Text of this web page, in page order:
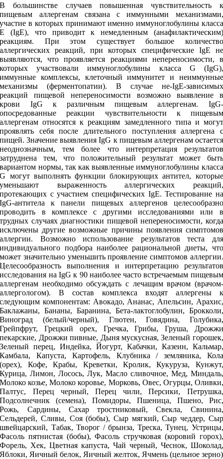
В большинстве случаев повышенная чувствительность к
пищевым аллергенам связана с иммунными механизмами,
участие в которых принимают именно иммуноглобулины класса
Е (IgE), что приводит к немедленным (анафилактическим)
реакциям. При этом существует большое количество
аллергических реакций, при которых специфические IgE не
выявляются, что проявляется реакциями непереносимости, в
которых участвовали иммуноглобулины класса G (IgG),
иммунные комплексы, клеточный иммунитет и неиммунные
механизмы (ферментопатии). В случае не-IgE-зависимых
реакций пищевой непереносимости возможно выявление в
крови IgG к различным пищевым аллергенам. IgG-
опосредованные реакции чувствительности к пищевым
аллергенам относятся к реакциям замедленного типа и могут
проявлять себя после длительного поступления аллергена с
пищей. Значение выявления IgG к пищевым аллергенам остается
неоднозначным, тем более что интерпретация результатов
затруднена тем, что положительный результат может быть
вариантом нормы, так как выявленные иммуноглобулины класса
G могут выполнять функции блокирующих антител, которые
уменьшают выраженность аллергических реакций,
протекающих с участием специфических IgE. Тестирование на
IgG-антитела к панели пищевых аллергенов целесообразно
проводить в комплексе с другими исследованиями или в
трудных случаях диагностики пищевой непереносимости, когда
исключены другие возможные причины появления симптомов
аллергии. Возможно использование результатов теста для
индивидуального подбора наиболее рациональной диеты, что
может значительно уменьшить проявление симптомов аллергии.
Целесообразность выполнения и интерпретацию результатов
исследования на IgG к 90 наиболее часто встречаемым пищевым
аллергенам необходимо обсуждать с лечащим врачом (врачом-
аллергологом). В состав комплекса входят аллергены к
следующим компонентам: Авокадо, Ананас, Апельсин, Арахис,
Баклажаны, Бананы, Баранина, Бета-лактоглобулин, Брокколи,
Виноград (белый/черный), Глютен, Говядина, Голубика,
Грейпфрут, Грецкий орех, Гречка, Грибы, Груша, Дрожжи
пекарские, Дрожжи пивные, Дыня мускусная, Зеленый горошек,
Зеленый перец, Индейка, Йогурт, Кабачки, Казеин, Кальмар,
Камбала, Капуста, Картофель, Клубника / земляника, Кола
(орех), Кофе, Крабы, Креветки, Кролик, Кукуруза, Кунжут,
Курица, Лимон, Лосось, Лук, Масло сливочное, Мед, Миндаль,
Молоко козье, Молоко коровье, Морковь, Овес, Огурцы, Оливки,
Палтус, Перец черный, Перец чили, Персики, Петрушка,
Подсолнечник (семена), Помидоры, Пшеница, Пшено, Рис,
Рожь, Сардины, Сахар тростниковый, Свекла, Свинина,
Сельдерей, Сливы, Соя (бобы), Сыр мягкий, Сыр чеддер, Сыр
швейцарский, Табак, Творог / брынза, Треска, Тунец, Устрицы,
Фасоль пятнистая (бобы), Фасоль стручковая (коровий горох),
Форель, Хек, Цветная капуста, Чай черный, Чеснок, Шоколад,
Яблоки, Яичный белок, Яичный желток, Ячмень (цельное зерно)